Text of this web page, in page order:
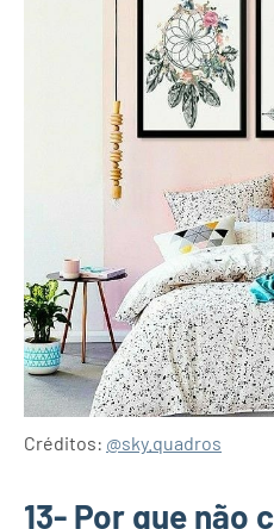
Créditos: @sky.quadros
13- Por que não